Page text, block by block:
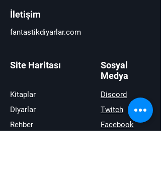
İletişim
fantastikdiyarlar.com
Site Haritası
Sosyal
Medya
Kitaplar
Diyarlar
Rehber
Discord
Twitch
Facebook